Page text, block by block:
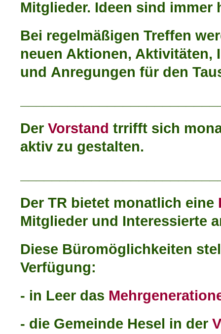
Mitglieder. Ideen sind
Bei regelmäßigen Treffen
neuen Aktionen, Aktivitäten,
und Anregungen für den
Der Vorstand trrifft sich
aktiv zu gestalten.
Der TR bietet monatlich eine
Mitglieder und Interessierte
Diese Büromöglichkeiten
Verfügung:
- in Leer das
- die Gemeinde Hesel in der